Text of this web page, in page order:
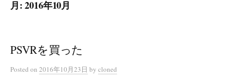
ス
プ
月:2016年10月
PSVRを買った
Posted on 2016年10月23日 by cloned